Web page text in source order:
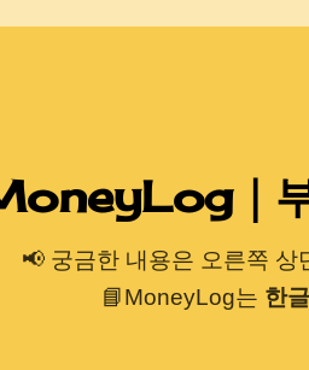
기본 콘
｜부
📢 궁금한 내용은 오른쪽 상
📘MoneyLog는 한